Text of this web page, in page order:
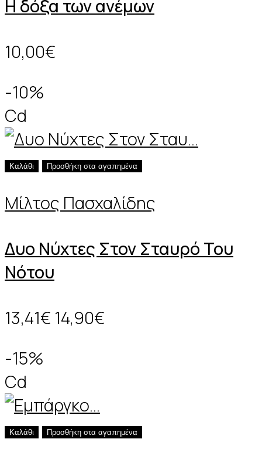
Η δόξα των ανέμων
10,00€
-10%
Cd
Καλάθι Προσθήκη στα αγαπημένα
Μίλτος Πασχαλίδης
Δυο Νύχτες Στον Σταυρό Του
Νότου
13,41€ 14,90€
-15%
Cd
Καλάθι Προσθήκη στα αγαπημένα